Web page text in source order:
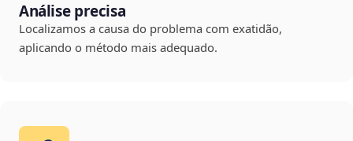
Análise precisa
Localizamos a causa do problema com exatidão,
aplicando o método mais adequado.